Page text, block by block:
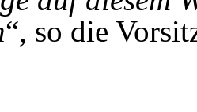
“, so die